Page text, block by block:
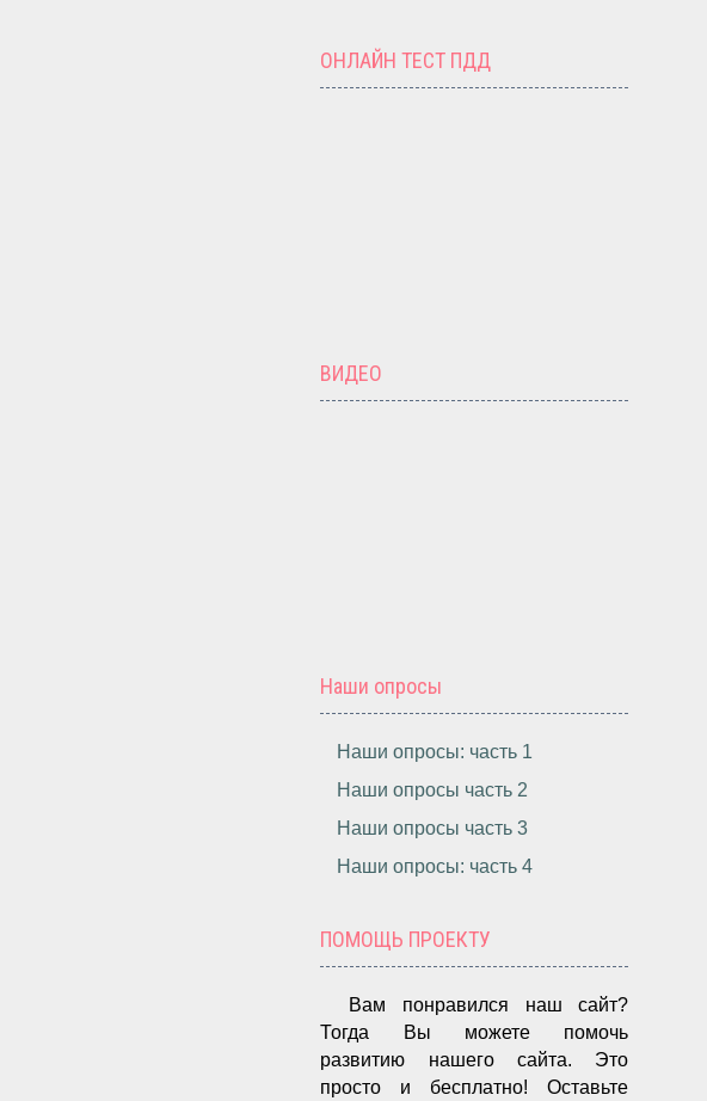
ОНЛАЙН ТЕСТ ПДД
ВИДЕО
Наши опросы
Наши опросы: часть 1
Наши опросы часть 2
Наши опросы часть 3
Наши опросы: часть 4
ПОМОЩЬ ПРОЕКТУ
Вам понравился наш сайт?
Тогда Вы можете помочь
развитию нашего сайта. Это
просто и бесплатно! Оставьте